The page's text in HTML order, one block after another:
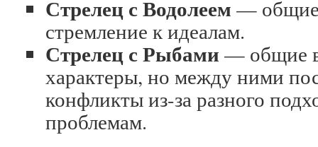
Стрелец с Водолеем — общие
стремление к идеалам.
Стрелец с Рыбами — общие
характеры, но между ними
конфликты из-за разного
проблемам.